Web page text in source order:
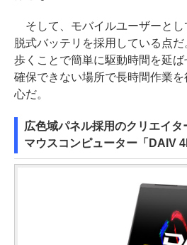
そして、モバイルユーザーとし
脱式バッテリを採用している点
歩くことで簡単に駆動時間を延
確保できない場所で長時間作業
心だ。
広色域パネル採用のクリエイタ
マウスコンピューター「DAIV